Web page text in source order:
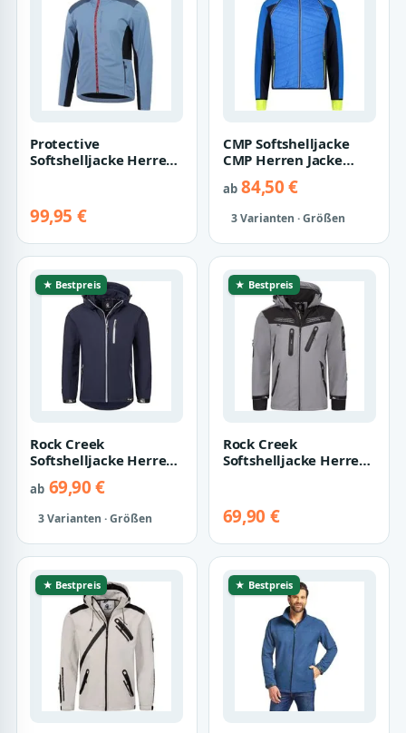
Protective
Softshelljacke Herren
99,95 €
CMP Softshelljacke
CMP Herren Jacke
30A2647
ab84,50 €
3 Varianten · Größen
★ Bestpreis
Rock Creek
Softshelljacke Herren
Wanderjacke H-168
ab69,90 €
3 Varianten · Größen
★ Bestpreis
Rock Creek
Softshelljacke Herren
69,90 €
★ Bestpreis ★ Bestpreis